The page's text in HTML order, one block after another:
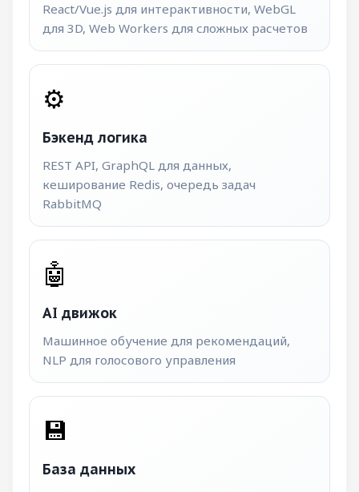
React/Vue.js для интерактивности, WebGL
для 3D, Web Workers для сложных расчетов
⚙️
Бэкенд логика
REST API, GraphQL для данных,
кеширование Redis, очередь задач
RabbitMQ
🤖
AI движок
Машинное обучение для рекомендаций,
NLP для голосового управления
💾
База данных